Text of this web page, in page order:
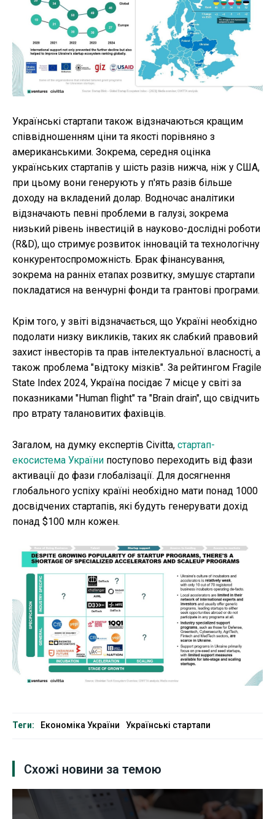
Українські стартапи також відзначаються кращим
співвідношенням ціни та якості порівняно з
американськими. Зокрема, середня оцінка
українських стартапів у шість разів нижча, ніж у США,
при цьому вони генерують у п'ять разів більше
доходу на вкладений долар. Водночас аналітики
відзначають певні проблеми в галузі, зокрема
низький рівень інвестицій в науково-дослідні роботи
(R&D), що стримує розвиток інновацій та технологічну
конкурентоспроможність. Брак фінансування,
зокрема на ранніх етапах розвитку, змушує стартапи
покладатися на венчурні фонди та грантові програми.
Крім того, у звіті відзначається, що Україні необхідно
подолати низку викликів, таких як слабкий правовий
захист інвесторів та прав інтелектуальної власності, а
також проблема "відтоку мізків". За рейтингом Fragile
State Index 2024, Україна посідає 7 місце у світі за
показниками "Human flight" та "Brain drain", що свідчить
про втрату талановитих фахівців.
Загалом, на думку експертів Civitta, стартап-
екосистема України поступово переходить від фази
активації до фази глобалізації. Для досягнення
глобального успіху країні необхідно мати понад 1000
досвідчених стартапів, які будуть генерувати дохід
понад $100 млн кожен.
Теги: Економіка України Українські стартапи
Схожі новини за темою